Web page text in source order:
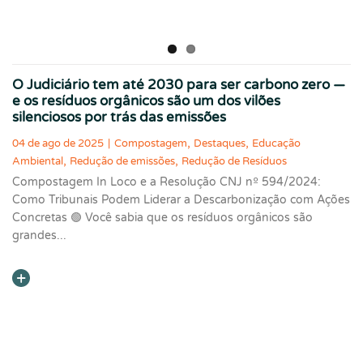
O Judiciário tem até 2030 para ser carbono zero —
e os resíduos orgânicos são um dos vilões
silenciosos por trás das emissões
04 de ago de 2025 | Compostagem, Destaques, Educação
Ambiental, Redução de emissões, Redução de Resíduos
Compostagem In Loco e a Resolução CNJ nº 594/2024:
Como Tribunais Podem Liderar a Descarbonização com Ações
Concretas 🟢 Você sabia que os resíduos orgânicos são
grandes